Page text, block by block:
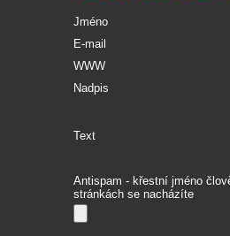
Jméno
E-mail
WWW
Nadpis
Text
Antispam - křestní jméno
stránkách se nacházíte